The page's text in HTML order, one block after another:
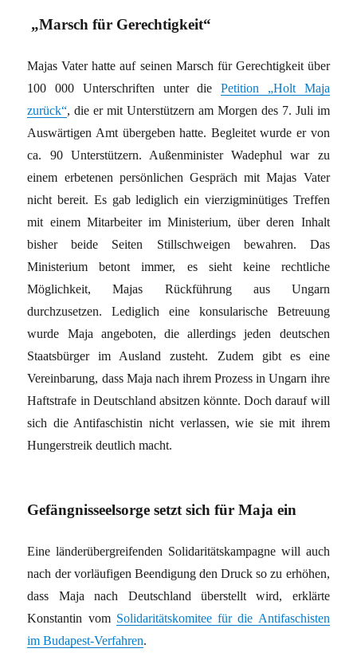
„Marsch für Gerechtigkeit“
Majas Vater hatte auf seinen Marsch für Gerechtigkeit über
100 000 Unterschriften unter diePetition „Holt Maja
zurück“, die er mit Unterstützern am Morgen des 7. Juli im
Auswärtigen Amt übergeben hatte. Begleitet wurde er von
ca. 90 Unterstützern. Außenminister Wadephul war zu
einem erbetenen persönlichen Gespräch mit Majas Vater
nicht bereit. Es gab lediglich ein vierzigminütiges Treffen
mit einem Mitarbeiter im Ministerium, über deren Inhalt
bisher beide Seiten Stillschweigen bewahren. Das
Ministerium betont immer, es sieht keine rechtliche
Möglichkeit, Majas Rückführung aus Ungarn
durchzusetzen. Lediglich eine konsularische Betreuung
wurde Maja angeboten, die allerdings jeden deutschen
Staatsbürger im Ausland zusteht. Zudem gibt es eine
Vereinbarung, dass Maja nach ihrem Prozess in Ungarn ihre
Haftstrafe in Deutschland absitzen könnte. Doch darauf will
sich die Antifaschistin nicht verlassen, wie sie mit ihrem
Hungerstreik deutlich macht.
Gefängnisseelsorge setzt sich für Maja ein
Eine länderübergreifenden Solidaritätskampagne will auch
nach der vorläufigen Beendigung den Druck so zu erhöhen,
dass Maja nach Deutschland überstellt wird, erklärte
Konstantin vom Solidaritätskomitee für die Antifaschisten
im Budapest-Verfahren.